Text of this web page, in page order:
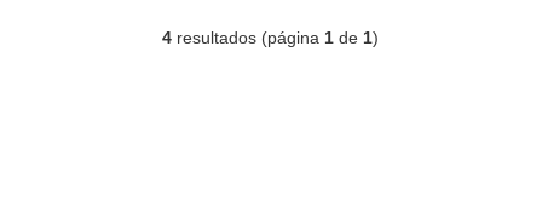
4 resultados (página 1 de 1)